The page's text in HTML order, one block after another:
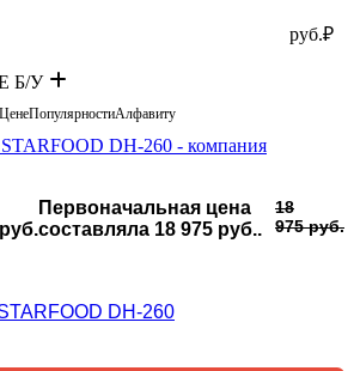
руб.₽
Б/У
ЦенеПопулярностиАлфавиту
18
975руб.
Первоначальная цена
составляла 18 975 руб..
руб.
DH-260